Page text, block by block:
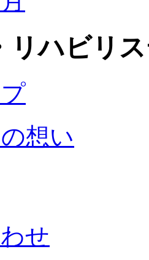
リハビリ
想い
せ